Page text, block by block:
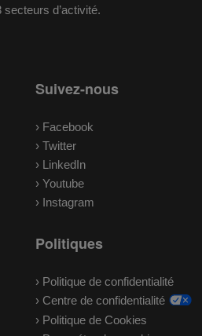
secteurs d’activité.
Suivez-nous
› Facebook
› Twitter
› LinkedIn
› Youtube
› Instagram
Politiques
› Politique de confidentialité
› Centre de confidentialité
› Politique de Cookies